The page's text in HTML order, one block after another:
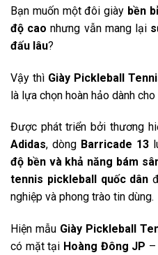
Bạn muốn một đôi giày bền
độ cao nhưng vẫn mang lại
đấu lâu?
Vậy thì Giày Pickleball
là lựa chọn hoàn hảo dành cho
Được phát triển bởi thương
Adidas, dòng Barricade 13
độ bền và khả năng bám
tennis pickleball quốc dân
nghiệp và phong trào tin dùng.
Hiện mẫu Giày Pickleball
có mặt tại Hoàng Đông JP –